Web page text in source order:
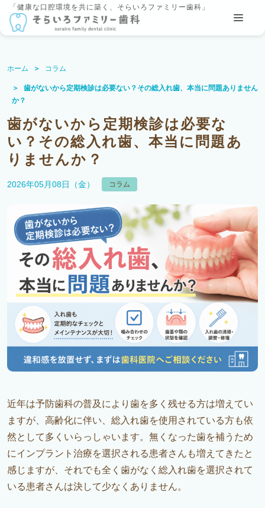
「健康な口腔環境を共に築く、そらいろファミリー歯科」
ホーム コラム
歯がないから定期検診は必要ない？その総入れ歯、本当に問題ありません
か？
歯がないから定期検診は必要な
い？その総入れ歯、本当に問題あ
りませんか？
2026年05月08日（金） コラム
近年は予防歯科の普及により歯を多く残せる方は増えてい
ますが、高齢化に伴い、総入れ歯を使用されている方も依
然として多くいらっしゃいます。無くなった歯を補うため
にインプラント治療を選択される患者さんも増えてきたと
感じますが、それでも全く歯がなく総入れ歯を選択されて
いる患者さんは決して少なくありません。